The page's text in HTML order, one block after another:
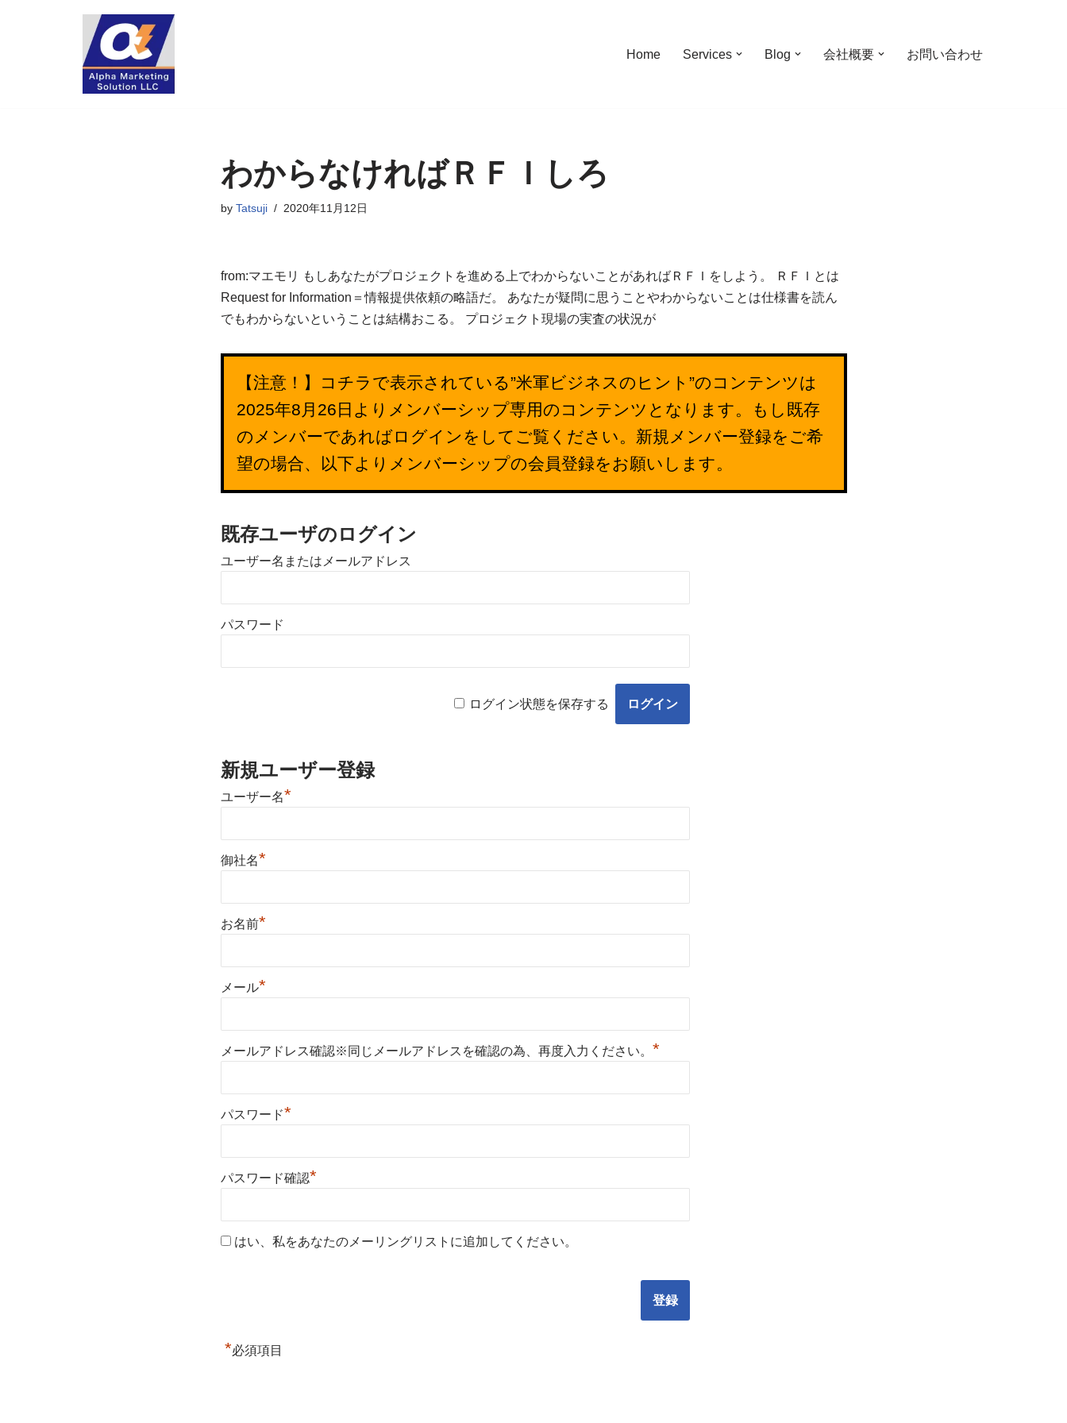
Home Services Blog 会社概要 お問い合わせ
わからなければＲＦＩしろ
by Tatsuji 2020年11月12日
from:マエモリ もしあなたがプロジェクトを進める上でわからないことがあればＲＦＩをしよう。 ＲＦＩとは
Request for Information＝情報提供依頼の略語だ。 あなたが疑問に思うことやわからないことは仕様書を読ん
でもわからないということは結構おこる。 プロジェクト現場の実査の状況が
【注意！】コチラで表示されている”米軍ビジネスのヒント”のコンテンツは
2025年8月26日よりメンバーシップ専用のコンテンツとなります。もし既存
のメンバーであればログインをしてご覧ください。新規メンバー登録をご希
望の場合、以下よりメンバーシップの会員登録をお願いします。
既存ユーザのログイン
ユーザー名またはメールアドレス
パスワード
ログイン状態を保存する
新規ユーザー登録
ユーザー名*
御社名*
お名前*
メール*
メールアドレス確認※同じメールアドレスを確認の為、再度入力ください。 *
パスワード*
パスワード確認*
はい、私をあなたのメーリングリストに追加してください。
*必須項目